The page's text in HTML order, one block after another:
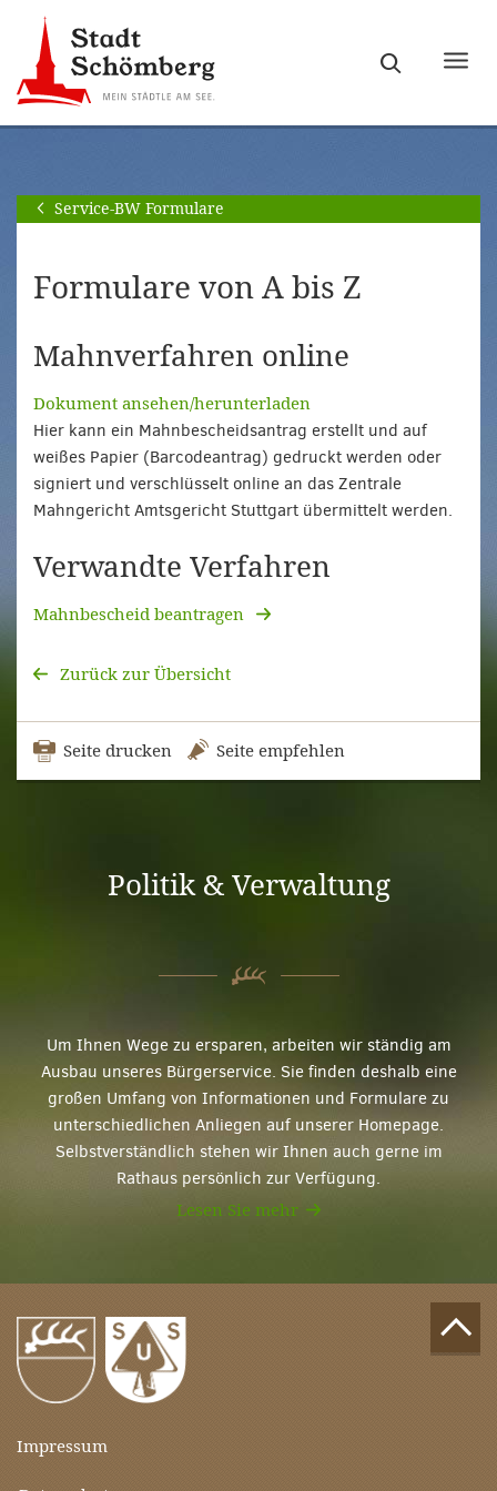
Hauptnavigation
springen
[Alt]+
Seiteninhalt
springen
[Alt]+
Service-BW Formulare
Formulare von A bis Z
Mahnverfahren online
Dokument ansehen/herunterladen
Hier kann ein Mahnbescheidsantrag erstellt und auf
weißes Papier (Barcodeantrag) gedruckt werden oder
signiert und verschlüsselt online an das Zentrale
Mahngericht Amtsgericht Stuttgart übermittelt werden.
Verwandte Verfahren
Mahnbescheid beantragen
Zurück zur Übersicht
Seite drucken Seite empfehlen
Politik & Verwaltung
Um Ihnen Wege zu ersparen, arbeiten wir ständig am
Ausbau unseres Bürgerservice. Sie finden deshalb eine
großen Umfang von Informationen und Formulare zu
unterschiedlichen Anliegen auf unserer Homepage.
Selbstverständlich stehen wir Ihnen auch gerne im
Rathaus persönlich zur Verfügung.
Lesen Sie mehr
Impressum